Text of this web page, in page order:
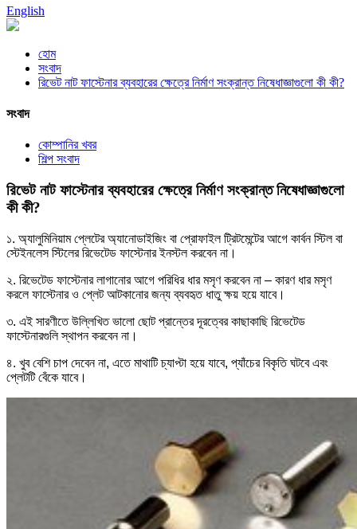
English
হোম
সংবাদ
রিভেট নাট ফাস্টেনার ব্যবহারের ক্ষেত্রে নির্মাণ সংক্রান্ত নিষেধাজ্ঞাগুলো কী কী?
সংবাদ
কোম্পানির খবর
শিল্প সংবাদ
রিভেট নাট ফাস্টেনার ব্যবহারের ক্ষেত্রে নির্মাণ সংক্রান্ত নিষেধাজ্ঞাগুলো
কী কী?
১. অ্যালুমিনিয়াম প্লেটের অ্যানোডাইজিং বা প্রোফাইল ট্রিটমেন্টের আগে কার্বন স্টিল বা
স্টেইনলেস স্টিলের রিভেটেড ফাস্টেনার ইনস্টল করবেন না।
২. রিভেটেড ফাস্টেনার লাগানোর আগে পরিধির ধার মসৃণ করবেন না – কারণ ধার মসৃণ
করলে ফাস্টেনার ও প্লেট আটকানোর জন্য ব্যবহৃত ধাতু ক্ষয় হয়ে যাবে।
৩. এই সারণীতে উল্লিখিত ভালো ছোট প্রান্তের দূরত্বের কাছাকাছি রিভেটেড
ফাস্টেনারগুলি স্থাপন করবেন না।
৪. খুব বেশি চাপ দেবেন না, এতে মাথাটি চ্যাপ্টা হয়ে যাবে, প্যাঁচের বিকৃতি ঘটবে এবং
প্লেটটি বেঁকে যাবে।